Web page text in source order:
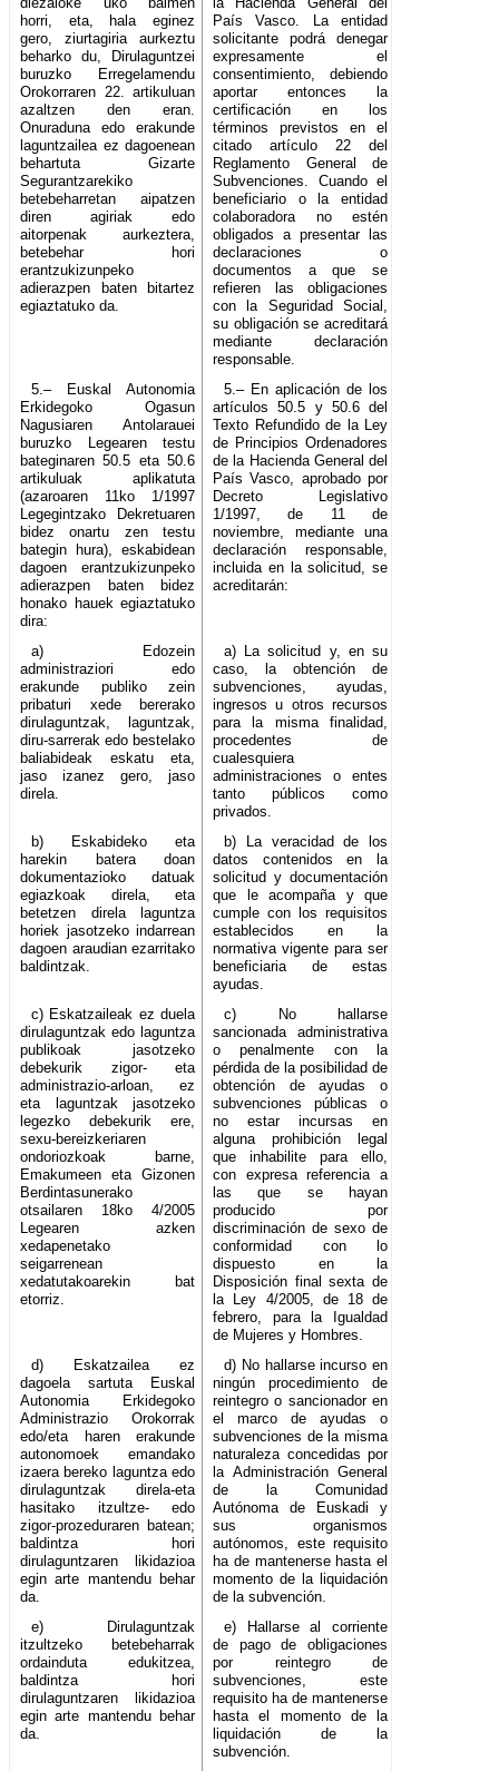
horri, eta, hala eginez
gero, ziurtagiria aurkeztu
beharko du, Dirulaguntzei
buruzko Erregelamendu
Orokorraren 22. artikuluan
azaltzen den eran.
Onuraduna edo erakunde
laguntzailea ez dagoenean
behartuta Gizarte
Segurantzarekiko
betebeharretan aipatzen
diren agiriak edo
aitorpenak aurkeztera,
betebehar hori
erantzukizunpeko
adierazpen baten bitartez
egiaztatuko da.
País Vasco. La entidad
solicitante podrá denegar
expresamente el
consentimiento, debiendo
aportar entonces la
certificación en los
términos previstos en el
citado artículo 22 del
Reglamento General de
Subvenciones. Cuando el
beneficiario o la entidad
colaboradora no estén
obligados a presentar las
declaraciones o
documentos a que se
refieren las obligaciones
con la Seguridad Social,
su obligación se acreditará
mediante declaración
responsable.
5.– Euskal Autonomia
Erkidegoko Ogasun
Nagusiaren Antolarauei
buruzko Legearen testu
bateginaren 50.5 eta 50.6
artikuluak aplikatuta
(azaroaren 11ko 1/1997
Legegintzako Dekretuaren
bidez onartu zen testu
bategin hura), eskabidean
dagoen erantzukizunpeko
adierazpen baten bidez
honako hauek egiaztatuko
dira:
5.– En aplicación de los
artículos 50.5 y 50.6 del
Texto Refundido de la Ley
de Principios Ordenadores
de la Hacienda General del
País Vasco, aprobado por
Decreto Legislativo
1/1997, de 11 de
noviembre, mediante una
declaración responsable,
incluida en la solicitud, se
acreditarán:
a) Edozein
administraziori edo
erakunde publiko zein
pribaturi xede bererako
dirulaguntzak, laguntzak,
diru-sarrerak edo bestelako
baliabideak eskatu eta,
jaso izanez gero, jaso
direla.
a) La solicitud y, en su
caso, la obtención de
subvenciones, ayudas,
ingresos u otros recursos
para la misma finalidad,
procedentes de
cualesquiera
administraciones o entes
tanto públicos como
privados.
b) Eskabideko eta
harekin batera doan
dokumentazioko datuak
egiazkoak direla, eta
betetzen direla laguntza
horiek jasotzeko indarrean
dagoen araudian ezarritako
baldintzak.
b) La veracidad de los
datos contenidos en la
solicitud y documentación
que le acompaña y que
cumple con los requisitos
establecidos en la
normativa vigente para ser
beneficiaria de estas
ayudas.
c) Eskatzaileak ez duela
dirulaguntzak edo laguntza
publikoak jasotzeko
debekurik zigor- eta
administrazio-arloan, ez
eta laguntzak jasotzeko
legezko debekurik ere,
sexu-bereizkeriaren
ondoriozkoak barne,
Emakumeen eta Gizonen
Berdintasunerako
otsailaren 18ko 4/2005
Legearen azken
xedapenetako
seigarrenean
xedatutakoarekin bat
etorriz.
c) No hallarse
sancionada administrativa
o penalmente con la
pérdida de la posibilidad de
obtención de ayudas o
subvenciones públicas o
no estar incursas en
alguna prohibición legal
que inhabilite para ello,
con expresa referencia a
las que se hayan
producido por
discriminación de sexo de
conformidad con lo
dispuesto en la
Disposición final sexta de
la Ley 4/2005, de 18 de
febrero, para la Igualdad
de Mujeres y Hombres.
d) Eskatzailea ez
dagoela sartuta Euskal
Autonomia Erkidegoko
Administrazio Orokorrak
edo/eta haren erakunde
autonomoek emandako
izaera bereko laguntza edo
dirulaguntzak direla-eta
hasitako itzultze- edo
zigor-prozeduraren batean;
baldintza hori
dirulaguntzaren likidazioa
egin arte mantendu behar
da.
d) No hallarse incurso en
ningún procedimiento de
reintegro o sancionador en
el marco de ayudas o
subvenciones de la misma
naturaleza concedidas por
la Administración General
de la Comunidad
Autónoma de Euskadi y
sus organismos
autónomos, este requisito
ha de mantenerse hasta el
momento de la liquidación
de la subvención.
e) Dirulaguntzak
itzultzeko betebeharrak
ordainduta edukitzea,
baldintza hori
dirulaguntzaren likidazioa
egin arte mantendu behar
da.
e) Hallarse al corriente
de pago de obligaciones
por reintegro de
subvenciones, este
requisito ha de mantenerse
hasta el momento de la
liquidación de la
subvención.